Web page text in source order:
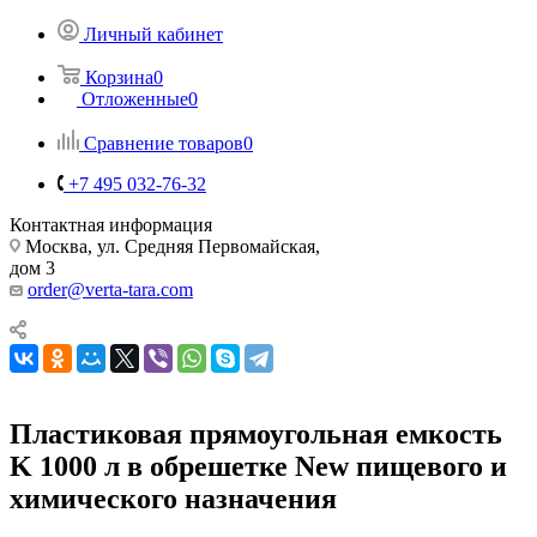
Личный кабинет
Корзина0
Отложенные0
Сравнение товаров0
+7 495 032-76-32
Контактная информация
Москва, ул. Средняя Первомайская,
дом 3
order@verta-tara.com
Пластиковая прямоугольная емкость
K 1000 л в обрешетке New пищевого и
химического назначения